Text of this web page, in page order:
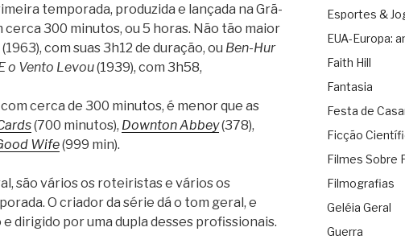
temporada, produzida e lançada na Grã-
cerca 300 minutos, ou 5 horas. Não tão maior
(1963), com suas 3h12 de duração, ou Ben-Hur
o Vento Levou(1939), com 3h58,
cerca de 300 minutos, é menor que as
(700 minutos), Downton Abbey(378),
Wife(999 min).
são vários os roteiristas e vários os
O criador da série dá o tom geral, e
dirigido por uma dupla desses profissionais.
Esportes &
EUA-Europa:
Faith Hill
Fantasia
Festa de
Ficção
Filmes Sobre
Filmografias
Geléia Geral
Guerra